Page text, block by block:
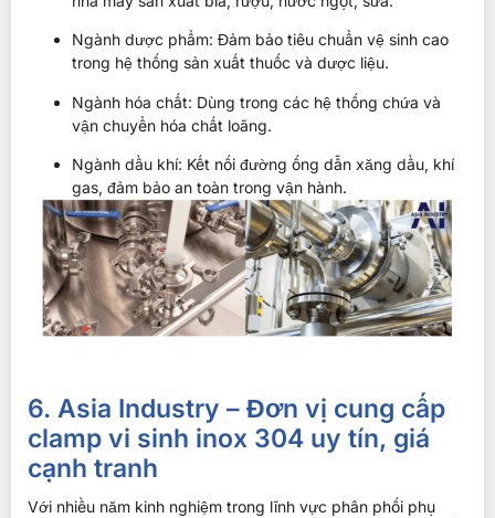
Ngành dược phẩm: Đảm bảo tiêu chuẩn vệ sinh cao
trong hệ thống sản xuất thuốc và dược liệu.
Ngành hóa chất: Dùng trong các hệ thống chứa và
vận chuyển hóa chất loãng.
Ngành dầu khí: Kết nối đường ống dẫn xăng dầu, khí
gas, đảm bảo an toàn trong vận hành.
6. Asia Industry – Đơn vị cung cấp
clamp vi sinh inox 304 uy tín, giá
cạnh tranh
Với nhiều năm kinh nghiệm trong lĩnh vực phân phối phụ